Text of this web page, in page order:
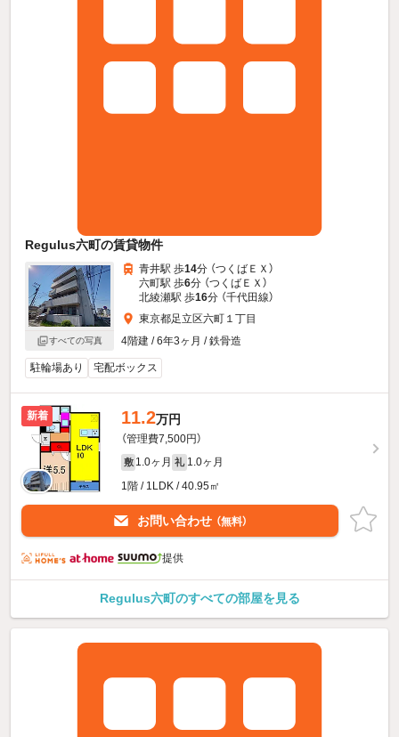
Regulus六町の賃貸物件
すべての写真
青井駅 歩14分 （つくばＥＸ）
六町駅 歩6分 （つくばＥＸ）
北綾瀬駅 歩16分 （千代田線）
東京都足立区六町１丁目
4階建 / 6年3ヶ月 / 鉄骨造
駐輪場あり 宅配ボックス
新着 11.2万円
（管理費7,500円）
敷 1.0ヶ月 礼 1.0ヶ月
1階 / 1LDK / 40.95㎡
お問い合わせ （無料）
提供
Regulus六町のすべての部屋を見る